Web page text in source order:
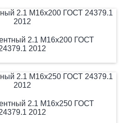
2.1 М16х200 ГОСТ
2012
2.1 М16х250 ГОСТ
2012